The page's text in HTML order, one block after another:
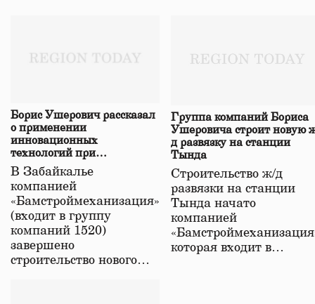
Борис Ушерович рассказал
о применении
инновационных
технологий при
строительстве нового моста
в Забайкалье
В Забайкалье
компанией
«Бамстроймеханизация»
(входит в группу
компаний 1520)
завершено
строительство нового…
Группа компаний Бориса
Ушеровича строит новую
д развязку на станции
Тында
Строительство ж/д
развязки на станции
Тында начато
компанией
которая входит в…